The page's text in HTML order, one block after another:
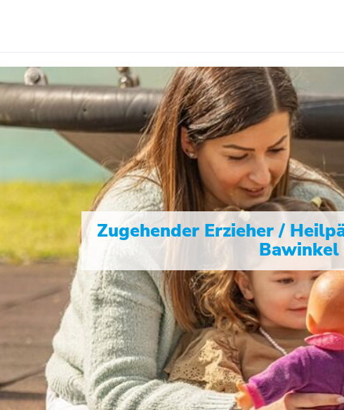
Zugehender Erzieher /
Bawinkel